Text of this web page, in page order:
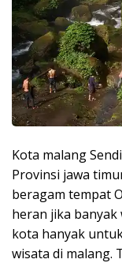
Kota malang
Provinsi jawa
beragam tempat
heran jika
kota hanyak
wisata di malang.